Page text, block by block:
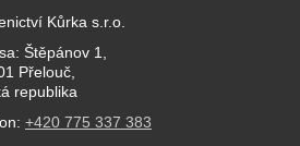
Kůrka s.r.o.
Štěpánov 1,
Přelouč,
republika
+420 775 337 383